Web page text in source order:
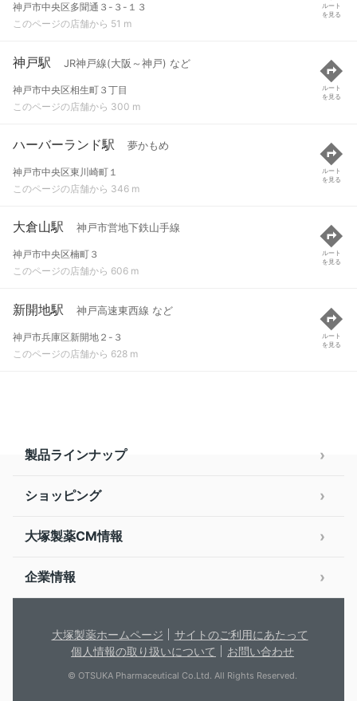
神戸市中央区多聞通３-３-１３
このページの店舗から 51 m
ルート
を見る
神戸駅 JR神戸線(大阪～神戸) など
神戸市中央区相生町３丁目
このページの店舗から 300 m
ルート
を見る
ハーバーランド駅 夢かもめ
神戸市中央区東川崎町１
このページの店舗から 346 m
ルート
を見る
大倉山駅 神戸市営地下鉄山手線
神戸市中央区楠町３
このページの店舗から 606 m
ルート
を見る
新開地駅 神戸高速東西線 など
神戸市兵庫区新開地２-３
このページの店舗から 628 m
ルート
を見る
製品ラインナップ
ショッピング
大塚製薬CM情報
企業情報
大塚製薬ホームページ
サイトのご利用にあたって
個人情報の取り扱いについて
お問い合わせ
© OTSUKA Pharmaceutical Co.Ltd. All Rights Reserved.